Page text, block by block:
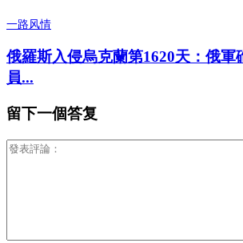
一路风情
俄羅斯入侵烏克蘭第1620天：俄軍
員...
留下一個答复